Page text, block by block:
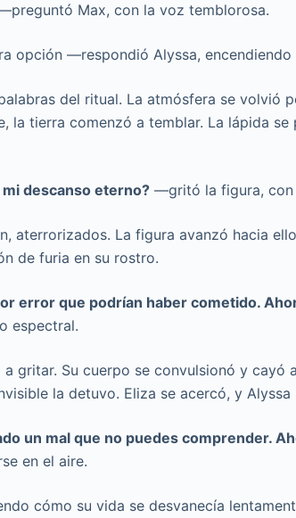
Max, con la voz temblorosa.
opción —respondió Alyssa, encendiendo
del ritual. La atmósfera se volvió
la tierra comenzó a temblar. La lápida
descanso eterno? —gritó la figura, con
aterrorizados. La figura avanzó hacia
de furia en su rostro.
error que podrían haber cometido.
espectral.
gritar. Su cuerpo se convulsionó y cayó
la detuvo. Eliza se acercó, y
un mal que no puedes comprender.
en el aire.
cómo su vida se desvanecía